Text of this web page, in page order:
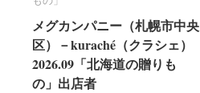
メグカンパニー（札幌市中央
区）－kuraché（クラシェ）
2026.09「北海道の贈りも
の」出店者
メグカンパニー（札幌市中央
区）－kuraché（クラシェ）
2026.09「北海道の贈りも
の」出店者